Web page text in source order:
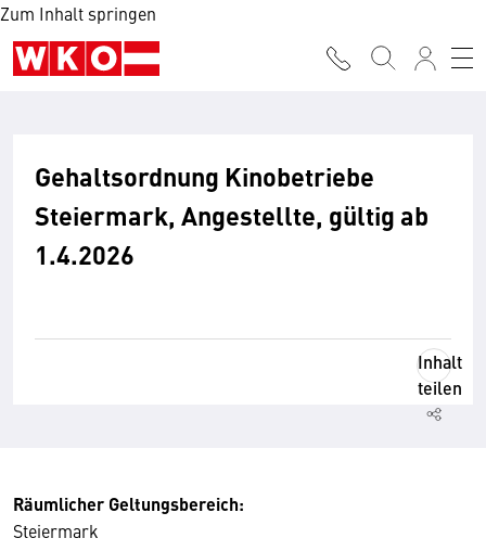
Zum Inhalt springen
Gehaltsordnung Kinobetriebe
Steiermark, Angestellte, gültig ab
1.4.2026
Inhalt
teilen
Räumlicher Geltungsbereich:
Steiermark